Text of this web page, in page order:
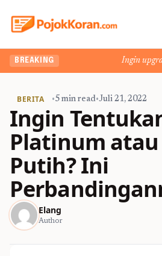
BREAKING Ingin
BERITA •5 min read•Juli 21, 2022
Ingin
Platinum atau
Putih? Ini
Elang
Author